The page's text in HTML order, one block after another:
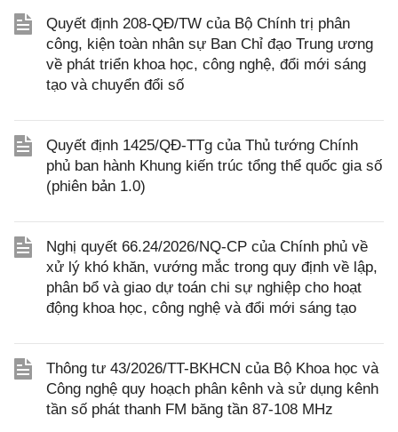
Quyết định 208-QĐ/TW của Bộ Chính trị phân
công, kiện toàn nhân sự Ban Chỉ đạo Trung ương
về phát triển khoa học, công nghệ, đổi mới sáng
tạo và chuyển đổi số
Quyết định 1425/QĐ-TTg của Thủ tướng Chính
phủ ban hành Khung kiến trúc tổng thể quốc gia số
(phiên bản 1.0)
Nghị quyết 66.24/2026/NQ-CP của Chính phủ về
xử lý khó khăn, vướng mắc trong quy định về lập,
phân bổ và giao dự toán chi sự nghiệp cho hoạt
động khoa học, công nghệ và đổi mới sáng tạo
Thông tư 43/2026/TT-BKHCN của Bộ Khoa học và
Công nghệ quy hoạch phân kênh và sử dụng kênh
tần số phát thanh FM băng tần 87-108 MHz